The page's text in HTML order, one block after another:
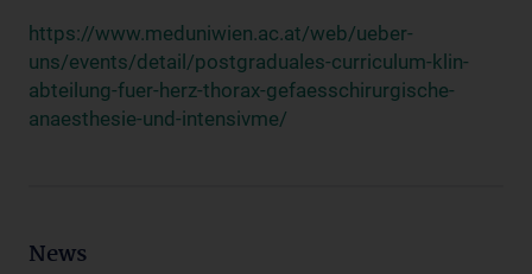
https://www.meduniwien.ac.at/web/ueber-
uns/events/detail/postgraduales-curriculum-klin-
abteilung-fuer-herz-thorax-gefaesschirurgische-
anaesthesie-und-intensivme/
News